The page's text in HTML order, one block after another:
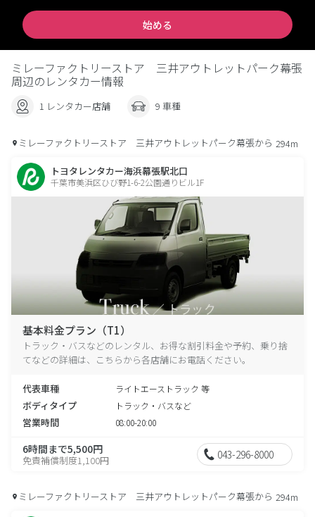
始める
ミレーファクトリーストア 三井アウトレットパーク幕張
周辺のレンタカー情報
1 レンタカー店舗 9 車種
ミレーファクトリーストア 三井アウトレットパーク幕張から 294m
トヨタレンタカー海浜幕張駅北口
千葉市美浜区ひび野1-6-2公園通りビル1F
基本料金プラン（T1）
トラック・バスなどのレンタル、お得な割引料金や予約、乗り捨
てなどの詳細は、こちらから各店舗にお電話ください。
代表車種 ライトエーストラック 等
ボディタイプ トラック・バスなど
営業時間 08:00-20:00
6時間まで5,500円
免責補償制度1,100円 043-296-8000
ミレーファクトリーストア 三井アウトレットパーク幕張から 294m